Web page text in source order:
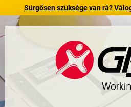
Sürgősen szüksége van rá?